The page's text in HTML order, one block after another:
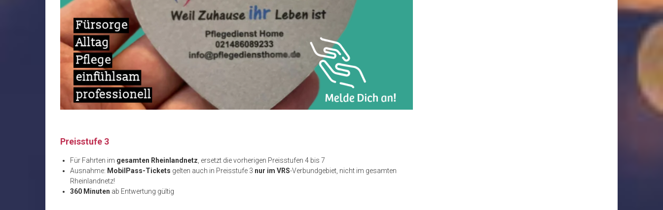
Preisstufe 3
Für Fahrten im gesamten Rheinlandnetz , ersetzt die vorherigen Preisstufen 4 bis 7
Ausnahme: MobilPass-Tickets gelten auch in Preisstufe 3 nur im VRS-Verbundgebiet, nicht im gesamten
Rheinlandnetz!
360 Minuten ab Entwertung gültig